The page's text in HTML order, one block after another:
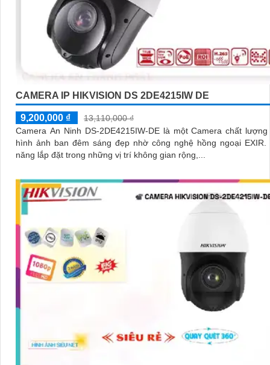
CAMERA IP HIKVISION DS 2DE4215IW DE
9,200,000 ₫
13,110,000 ₫
Camera An Ninh DS-2DE4215IW-DE là một Camera chất
hình ảnh ban đêm sáng đẹp nhờ công nghệ hồng ngoại EXIR. Với khả
năng lắp đặt trong những vị trí không gian rộng,...